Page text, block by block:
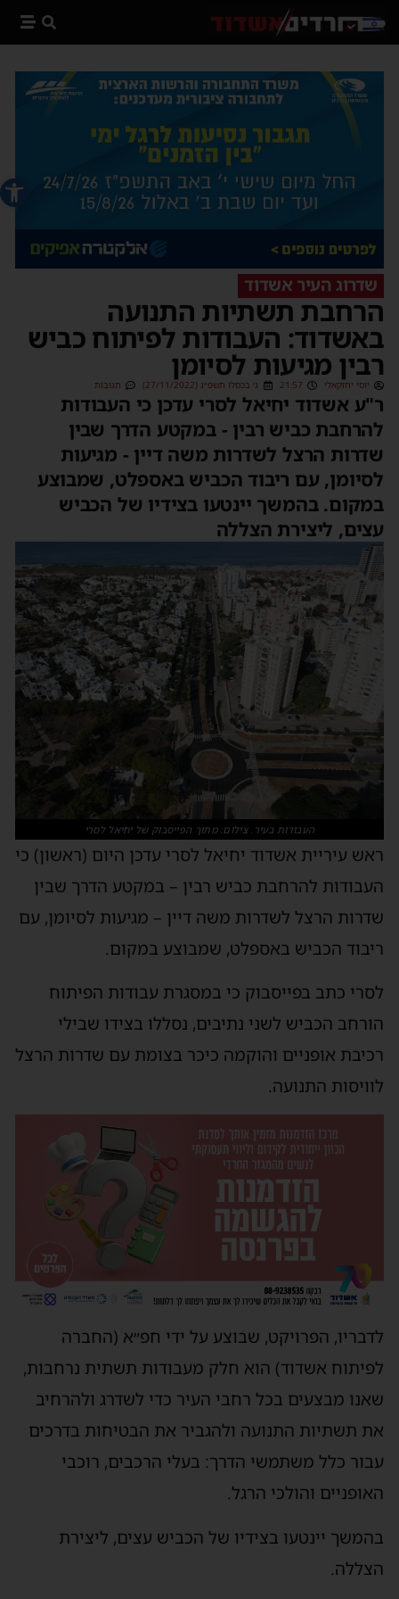
פתח
שדרוג העיר אשדוד
הרחבת תשתיות התנועה
באשדוד: העבודות לפיתוח כביש
רבין מגיעות לסיומן
יוסי יחזקאלי 21:57 ג׳ בכסלו תשפ״ג (27/11/2022) תגובות
ר"ע אשדוד יחיאל לסרי עדכן כי העבודות
להרחבת כביש רבין - במקטע הדרך שבין
שדרות הרצל לשדרות משה דיין - מגיעות
לסיומן, עם ריבוד הכביש באספלט, שמבוצע
במקום. בהמשך יינטעו בצידיו של הכביש
עצים, ליצירת הצללה
העבודות בעיר. צילום: מתוך הפייסבוק של יחיאל לסרי
ראש עיריית אשדוד יחיאל לסרי עדכן היום (ראשון) כי
העבודות להרחבת כביש רבין – במקטע הדרך שבין
שדרות הרצל לשדרות משה דיין – מגיעות לסיומן, עם
ריבוד הכביש באספלט, שמבוצע במקום.
לסרי כתב בפייסבוק כי במסגרת עבודות הפיתוח
הורחב הכביש לשני נתיבים, נסללו בצידו שבילי
רכיבת אופניים והוקמה כיכר בצומת עם שדרות הרצל
לוויסות התנועה.
לדבריו, הפרויקט, שבוצע על ידי חפ״א (החברה
לפיתוח אשדוד) הוא חלק מעבודות תשתית נרחבות,
שאנו מבצעים בכל רחבי העיר כדי לשדרג ולהרחיב
את תשתיות התנועה ולהגביר את הבטיחות בדרכים
עבור כלל משתמשי הדרך: בעלי הרכבים, רוכבי
האופניים והולכי הרגל.
בהמשך יינטעו בצידיו של הכביש עצים, ליצירת
הצללה.